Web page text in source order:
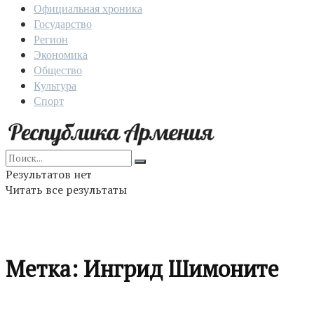
Официальная хроника
Государство
Регион
Экономика
Общество
Культура
Спорт
Результатов нет
Читать все результаты
Метка: Ингрид Шимоните